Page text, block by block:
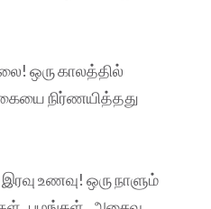
ஒரு காலத்தில்
நிர்ணயித்தது
உணவு! ஒரு நாளும்